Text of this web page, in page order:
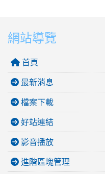
網站導覽
首頁
最新消息
檔案下載
好站連結
影音播放
進階區塊管理